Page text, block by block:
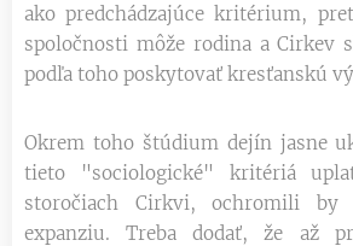
ako predchádzajúce kritérium,
spoločnosti môže rodina a Cirkev
podľa toho poskytovať kresťanskú
Okrem toho štúdium dejín jasne
tieto "sociologické" kritériá
storočiach Cirkvi, ochromili
expanziu. Treba dodať, že až